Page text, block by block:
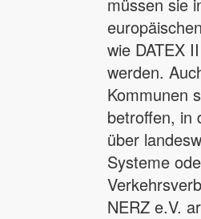
wie DATEX
werden.
Kommunen
betroffen, in
über
Systeme
NERZ e.V.